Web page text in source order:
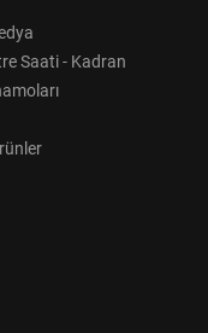
Saati - Kadran